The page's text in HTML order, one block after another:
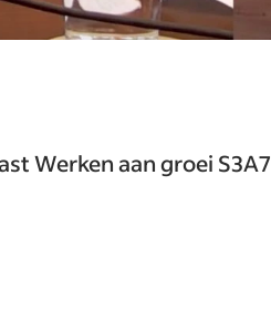
Werken aan groei S3A7